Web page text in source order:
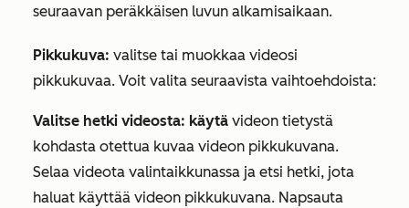
seuraavan peräkkäisen luvun alkamisaikaan.
Pikkukuva: valitse tai muokkaa videosi
pikkukuvaa. Voit valita seuraavista vaihtoehdoista:
Valitse hetki videosta: käytä videon tietystä
kohdasta otettua kuvaa videon pikkukuvana.
Selaa videota valintaikkunassa ja etsi hetki, jota
haluat käyttää videon pikkukuvana. Napsauta